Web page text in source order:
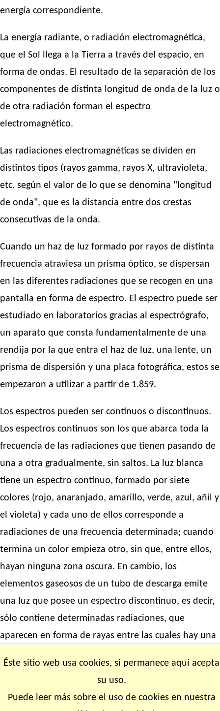
energía correspondiente.
La energía radiante, o radiación electromagnética,
que el Sol llega a la Tierra a través del espacio, en
forma de ondas. El resultado de la separación de los
componentes de distinta longitud de onda de la luz o
de otra radiación forman el espectro
electromagnético.
Las radiaciones electromagnéticas se dividen en
distintos tipos (rayos gamma, rayos X, ultravioleta,
etc. según el valor de lo que se denomina "longitud
de onda", que es la distancia entre dos crestas
consecutivas de la onda.
Cuando un haz de luz formado por rayos de distinta
frecuencia atraviesa un prisma óptico, se dispersan
en las diferentes radiaciones que se recogen en una
pantalla en forma de espectro. El espectro puede ser
estudiado en laboratorios gracias al espectrógrafo,
un aparato que consta fundamentalmente de una
rendija por la que entra el haz de luz, una lente, un
prisma de dispersión y una placa fotográfica, estos se
empezaron a utilizar a partir de 1.859.
Los espectros pueden ser continuos o discontinuos.
Los espectros continuos son los que abarca toda la
frecuencia de las radiaciones que tienen pasando de
una a otra gradualmente, sin saltos. La luz blanca
tiene un espectro continuo, formado por siete
colores (rojo, anaranjado, amarillo, verde, azul, añil y
el violeta) y cada uno de ellos corresponde a
radiaciones de una frecuencia determinada; cuando
termina un color empieza otro, sin que, entre ellos,
hayan ninguna zona oscura. En cambio, los
elementos gaseosos de un tubo de descarga emite
una luz que posee un espectro discontinuo, es decir,
sólo contiene determinadas radiaciones, que
aparecen en forma de rayas entre las cuales hay una
Cuando se descubrieron los rayos X y se observó la
fluorescencia que estos rayos producían en las
Éste sitio web usa cookies, si permanece aquí acepta
su uso.
Puede leer más sobre el uso de cookies en nuestra